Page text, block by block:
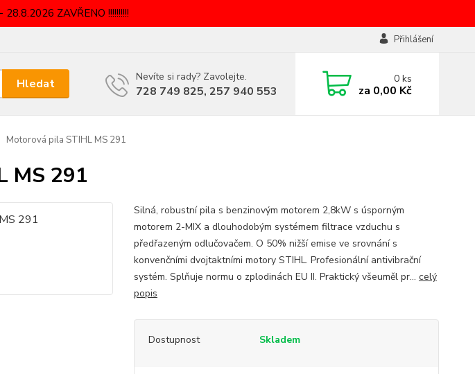
28.8.2026 ZAVŘENO !!!!!!!!!!
Přihlášení
Hledat Nevíte si rady? Zavolejte.
728 749 825, 257 940 553
0ks
za 0,00 Kč
Motorová pila STIHL MS 291
MS 291
Silná, robustní pila s benzinovým motorem 2,8kW s úsporným
motorem 2-MIX a dlouhodobým systémem filtrace vzduchu s
předřazeným odlučovačem. O 50% nižší emise ve srovnání s
konvenčními dvojtaktními motory STIHL. Profesionální antivibrační
systém. Splňuje normu o zplodinách EU II. Praktický všeuměl pr... celý
popis
Dostupnost Skladem